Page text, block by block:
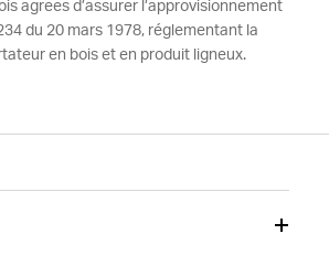
agrees d’assurer l’approvisionnement
du 20 mars 1978, réglementant la
en bois et en produit ligneux.